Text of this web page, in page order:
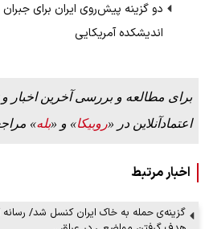
دو گزینه پیش‌روی ایران برای جبران
اندیشکده آمریکایی
برای مطالعه و بررسی آخرین اخبار و
اعتمادآنلاین در «روبیکا» و «بله»
اخبار مرتبط
گزینه‌ی حمله به خاک ایران کنسل شد/ رسانه